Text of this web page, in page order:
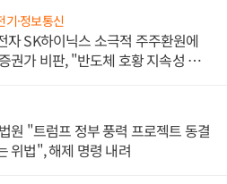
기·정보통신
자 SK하이닉스 소극적 주주환원에
권가 비판, "반도체 호황 지속성 의
원 "트럼프 정부 풍력 프로젝트 동결
위법", 해제 명령 내려